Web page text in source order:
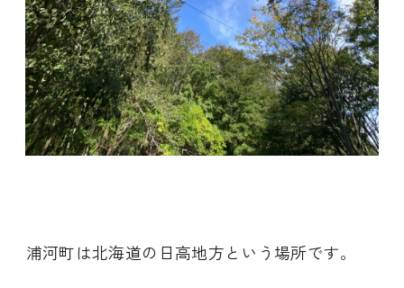
浦河町は北海道の日高地方という場所です。